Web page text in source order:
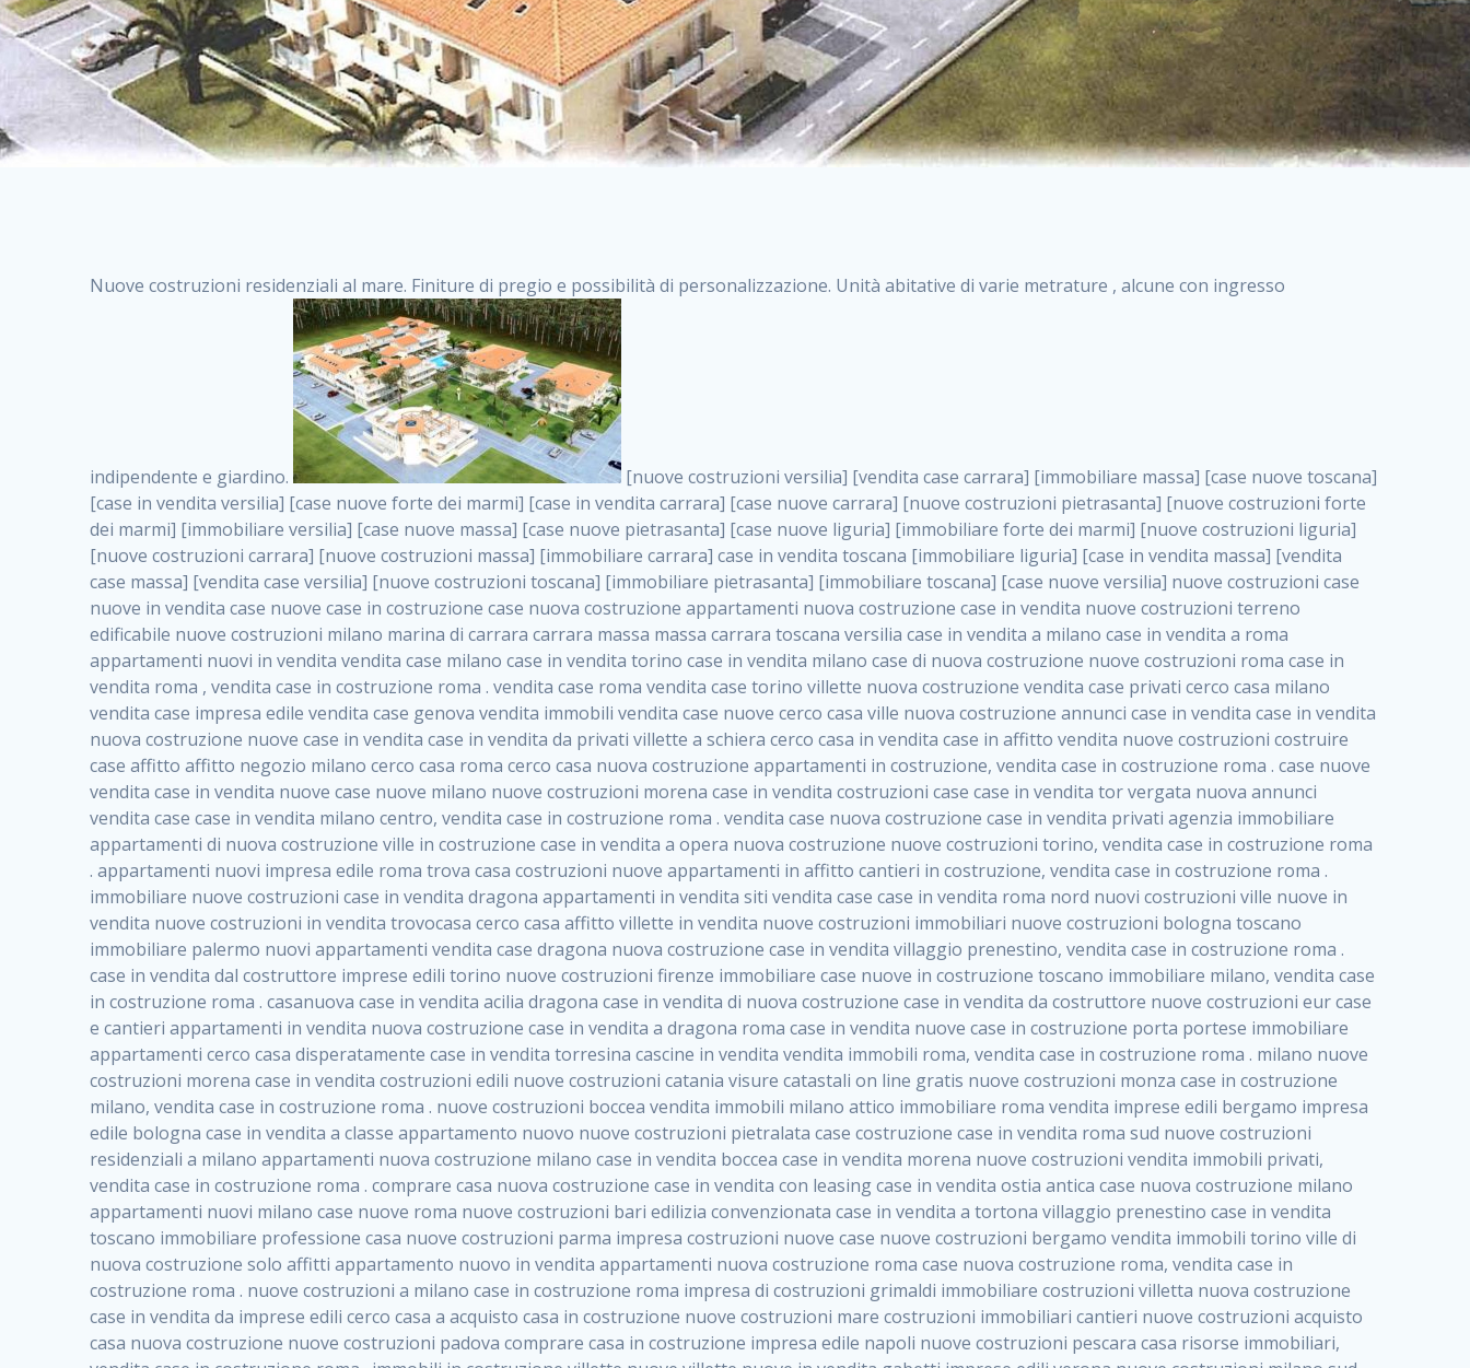
Nuove costruzioni residenziali al mare. Finiture di pregio e possibilità di personalizzazione. Unità abitative di varie metrature , alcune con ingresso
indipendente e giardino. [nuove costruzioni versilia] [vendita case carrara] [immobiliare massa] [case nuove toscana] [case in vendita versilia] [case nuove forte dei marmi] [case in vendita carrara] [case nuove carrara] [nuove costruzioni pietrasanta] [nuove costruzioni forte dei marmi] [immobiliare versilia] [case nuove massa] [case nuove pietrasanta] [case nuove liguria] [immobiliare forte dei marmi] [nuove costruzioni liguria] [nuove costruzioni carrara] [nuove costruzioni massa] [immobiliare carrara] case in vendita toscana [immobiliare liguria] [case in vendita massa] [vendita case massa] [vendita case versilia] [nuove costruzioni toscana] [immobiliare pietrasanta] [immobiliare toscana] [case nuove versilia] nuove costruzioni case nuove in vendita case nuove case in costruzione case nuova costruzione appartamenti nuova costruzione case in vendita nuove costruzioni terreno edificabile nuove costruzioni milano marina di carrara carrara massa massa carrara toscana versilia case in vendita a milano case in vendita a roma appartamenti nuovi in vendita vendita case milano case in vendita torino case in vendita milano case di nuova costruzione nuove costruzioni roma case in vendita roma , vendita case in costruzione roma . vendita case roma vendita case torino villette nuova costruzione vendita case privati cerco casa milano vendita case impresa edile vendita case genova vendita immobili vendita case nuove cerco casa ville nuova costruzione annunci case in vendita case in vendita nuova costruzione nuove case in vendita case in vendita da privati villette a schiera cerco casa in vendita case in affitto vendita nuove costruzioni costruire case affitto affitto negozio milano cerco casa roma cerco casa nuova costruzione appartamenti in costruzione, vendita case in costruzione roma . case nuove vendita case in vendita nuove case nuove milano nuove costruzioni morena case in vendita costruzioni case case in vendita tor vergata nuova annunci vendita case case in vendita milano centro, vendita case in costruzione roma . vendita case nuova costruzione case in vendita privati agenzia immobiliare appartamenti di nuova costruzione ville in costruzione case in vendita a opera nuova costruzione nuove costruzioni torino, vendita case in costruzione roma . appartamenti nuovi impresa edile roma trova casa costruzioni nuove appartamenti in affitto cantieri in costruzione, vendita case in costruzione roma . immobiliare nuove costruzioni case in vendita dragona appartamenti in vendita siti vendita case case in vendita roma nord nuovi costruzioni ville nuove in vendita nuove costruzioni in vendita trovocasa cerco casa affitto villette in vendita nuove costruzioni immobiliari nuove costruzioni bologna toscano immobiliare palermo nuovi appartamenti vendita case dragona nuova costruzione case in vendita villaggio prenestino, vendita case in costruzione roma . case in vendita dal costruttore imprese edili torino nuove costruzioni firenze immobiliare case nuove in costruzione toscano immobiliare milano, vendita case in costruzione roma . casanuova case in vendita acilia dragona case in vendita di nuova costruzione case in vendita da costruttore nuove costruzioni eur case e cantieri appartamenti in vendita nuova costruzione case in vendita a dragona roma case in vendita nuove case in costruzione porta portese immobiliare appartamenti cerco casa disperatamente case in vendita torresina cascine in vendita vendita immobili roma, vendita case in costruzione roma . milano nuove costruzioni morena case in vendita costruzioni edili nuove costruzioni catania visure catastali on line gratis nuove costruzioni monza case in costruzione milano, vendita case in costruzione roma . nuove costruzioni boccea vendita immobili milano attico immobiliare roma vendita imprese edili bergamo impresa edile bologna case in vendita a classe appartamento nuovo nuove costruzioni pietralata case costruzione case in vendita roma sud nuove costruzioni residenziali a milano appartamenti nuova costruzione milano case in vendita boccea case in vendita morena nuove costruzioni vendita immobili privati, vendita case in costruzione roma . comprare casa nuova costruzione case in vendita con leasing case in vendita ostia antica case nuova costruzione milano appartamenti nuovi milano case nuove roma nuove costruzioni bari edilizia convenzionata case in vendita a tortona villaggio prenestino case in vendita toscano immobiliare professione casa nuove costruzioni parma impresa costruzioni nuove case nuove costruzioni bergamo vendita immobili torino ville di nuova costruzione solo affitti appartamento nuovo in vendita appartamenti nuova costruzione roma case nuova costruzione roma, vendita case in costruzione roma . nuove costruzioni a milano case in costruzione roma impresa di costruzioni grimaldi immobiliare costruzioni villetta nuova costruzione case in vendita da imprese edili cerco casa a acquisto casa in costruzione nuove costruzioni mare costruzioni immobiliari cantieri nuove costruzioni acquisto casa nuova costruzione nuove costruzioni padova comprare casa in costruzione impresa edile napoli nuove costruzioni pescara casa risorse immobiliari, vendita case in costruzione roma . immobili in costruzione villette nuove villette nuove in vendita gabetti imprese edili verona nuove costruzioni milano sud nuovi immobili nuove costruzioni legnano, vendita case in costruzione roma . cantieri nuove costruzioni milano villa nuova case vendita nuove costruzioni appartamenti in vendita nuovi immobili nuovi costruttori case imprese edili brescia nuovi appartamenti milano case in vendita selva nera casa nuova retecasa case nuova costruzione in vendita monolocale imprese edili firenze imprese edili padova frimm vendita case dragona nuove costruzioni vendita imprese edili parma imprese di costruzioni milano immobiliare toscano frimm immobiliare roma case case dal costruttore acquisto terreno agricolo imprese edili italiane roma vende casa case nuove a milano nuove costruzioni a roma imprese costruzioni roma cerco casa nuova immobili di nuova costruzione case in vendita castelverde roma impresa edile palermo rent to buy roma nuove costruzioni, vendita case in costruzione roma . tempocasa case in vendita a riscatto nuove costruzioni varese nuove costruzioni bolzano vendita case in costruzione nuove costruzioni lecce cantiere milano costruire villa imprese edili treviso impresa edile catania case in vendita roma tiburtina vendita appartamenti nuova costruzione vendita immobili commerciali case nuove in vendita milano nuove costruzioni seregno cerca casa vendita cerco casa milano vendita nuove costruzioni milano ovest vendita case nuove milano imprese edili modena nuove costruzioni milano centro case in vendita aranova nuove abitazioni, vendita case in costruzione roma ., vendita case in costruzione roma . nuove costruzioni brescia nuove costruzioni como appartamenti nuovi in vendita a milano case in vendita bologna nuove costruzioni appartamenti in vendita milano nuova costruzione imprese edili como morena nuove costruzioni nuove costruzioni case vendita appartamenti nuovi nuove costruzioni salerno eurekasa villette in costruzione bilocali nuovi case nuove in vendita a roma case in vendita con permuta nuove costruzioni trento impresa edile varese imprese costruzioni milano imprese edili venezia case in vendita prenestina imprese edili spa nuove costruzioni gallarate roma nuove costruzioni case in nuova costruzione nuovi case nuove in vendita a milano nuove costruzioni loano nuovi cantieri milano imprese edili novara case in vendita roma est imprese di costruzioni roma appartamenti in costruzione milano nuovi cantieri cerco casa vendita milano nuove costruzioni brugherio vendita case da imprese edili imprese edili udine nuove costruzioni direttamente dal costruttore imprese edili vicenza case in vendita a loano nuova costruzione nuove villette prezzi case nuove case in vendita in costruzione compravendita terreno agricolo cantiere, vendita case in costruzione roma . case in vendita milano navigli costruzione nuova casa costruzioni nuove milano nuove costruzioni roma rent to buy nuove costruzioni taranto palazzo in costruzione vendita appartamenti nuova costruzione milano centro costruzioni milano case in vendita milano nuove costruzioni case in vendita milano sud impresa edile como case nuove a roma boccea case in vendita imprese edili trento nuove costruzioni buccinasco case in costruzione a milano nuove costruzioni ripamonti case in vendita a salerno nuove costruzioni nuove residenze milano case nuove vendita milano nuove costruzioni milano nord nuove costruzioni livorno vendita nuove costruzioni roma nuove costruzioni liguria costruzioni roma cerco casa roma vendita nuove costruzioni classe a impresa edile rimini nuovi annunci case in vendita nuove costruzioni magenta todini costruzioni case grezze in vendita vendita appartamenti nuovi milano case in vendita gallaratese milano nuove costruzioni arezzo, vendita case in costruzione roma . case in vendita castelverde case nuove dal costruttore nuovo appartamento nuove costruzioni desenzano imprese edili lombardia imprese edili veneto appartamenti in costruzione roma case vendita pescara nuove costruzioni case in vendita ad acilia imprese edili verona e provincia nuove costruzioni desio appartamenti classe a milano firenze nuove costruzioni pirelli re immobiliare grandi imprese di costruzioni case in vendita torresina roma case in vendita navigli milano nuove costruzioni roma centro nuovecostruzioni appartamenti nuovi a milano impresa edile ancona nuove residenze dragona case in vend